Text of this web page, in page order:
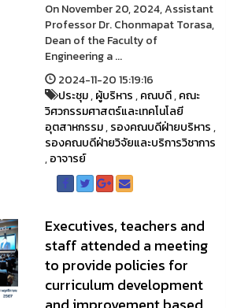
On November 20, 2024, Assistant
Professor Dr. Chonmapat Torasa,
Dean of the Faculty of
Engineering a ...
2024-11-20 15:19:16
ประชุม,ผู้บริหาร,คณบดี,คณะ
วิศวกรรมศาสตร์และเทคโนโลยี
อุตสาหกรรม,รองคณบดีฝ่ายบริหาร,
รองคณบดีฝ่ายวิจัยและบริการวิชาการ
,อาจารย์
Executives, teachers and
staff attended a meeting
to provide policies for
curriculum development